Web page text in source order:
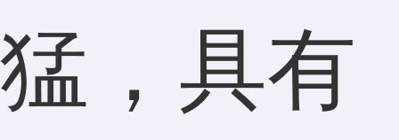
猛，具有